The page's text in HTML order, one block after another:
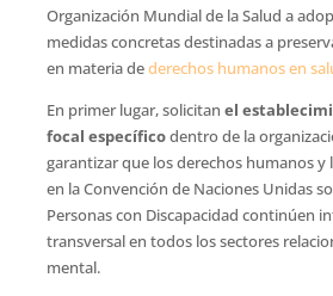
Organización Mundial de la Salud a
medidas concretas destinadas a
en materia dederechos humanos en
En primer lugar, solicitan el
focal específicodentro de la
garantizar que los derechos humanos y
en la Convención de Naciones Unidas
Personas con Discapacidad continúen
transversal en todos los sectores
mental.